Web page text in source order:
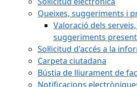
Queixes, suggeriments i
Valoració dels
suggeriments
Sol·licitud d'accés a la
Carpeta ciutadana
Bústia de lliurament de
Notificacions